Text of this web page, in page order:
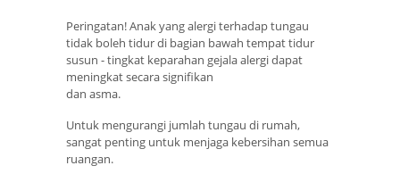
Peringatan! Anak yang alergi terhadap tungau
tidak boleh tidur di bagian bawah tempat tidur
susun - tingkat keparahan gejala alergi dapat
meningkat secara signifikan
dan asma.
Untuk mengurangi jumlah tungau di rumah,
sangat penting untuk menjaga kebersihan semua
ruangan.